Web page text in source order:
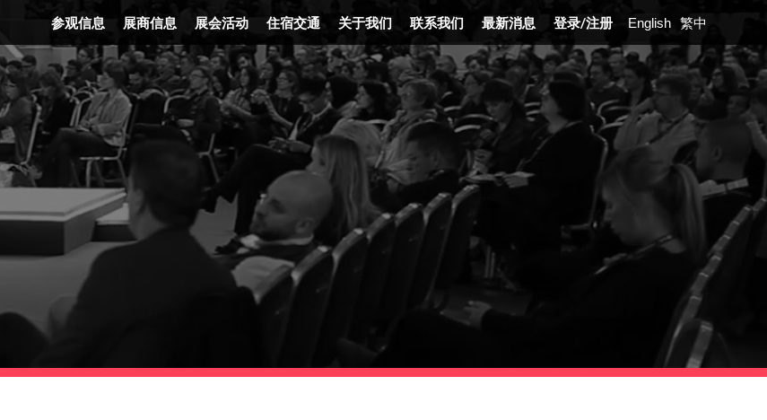
参观信息
门票信息
时间地点
交通信息
展商信息
展会平面图
FAQ
报名参展
展会优势
展会活动
精彩活动
展会讲者
节目表
住宿交通
住宿信息
交通信息
关于我们
发展沿革
企业介绍
联系我们 最新消息 登录/注册 English 繁中